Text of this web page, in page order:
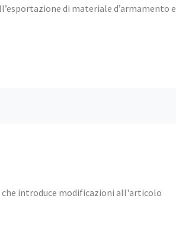
di materiale d’armamento e
introduce modificazioni all'articolo